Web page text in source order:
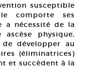
susceptible
comporte ses
a nécessité de la
physique,
développer au
(éliminatrices)
et succèdent à la